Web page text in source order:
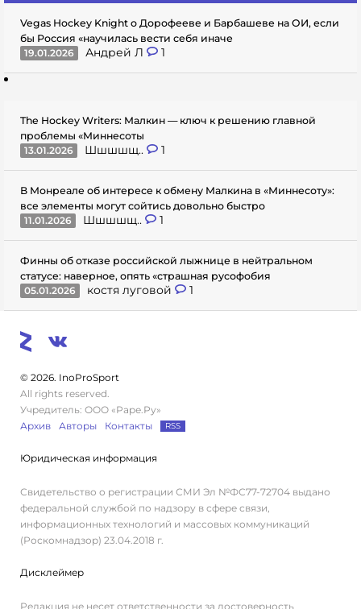
Vegas Hockey Knight о Дорофееве и Барбашеве на ОИ, если
бы Россия «научилась вести себя иначе
19.01.2026
Андрей Л 1
The Hockey Writers: Малкин — ключ к решению главной
проблемы «Миннесоты
13.01.2026
Шшшшщ.. 1
В Монреале об интересе к обмену Малкина в «Миннесоту»:
все элементы могут сойтись довольно быстро
11.01.2026
Шшшшщ.. 1
Финны об отказе российской лыжнице в нейтральном
статусе: наверное, опять «страшная русофобия
05.01.2026
костя луговой 1
© 2026. InoProSport
All rights reserved.
Учредитель: ООО «Раре.Ру»
Архив
Авторы Контакты RSS
Юридическая информация
Свидетельство о регистрации СМИ Эл №ФС77-72704 выдано
федеральной службой по надзору в сфере связи,
информационных технологий и массовых коммуникаций
(Роскомнадзор) 23.04.2018 г.
Дисклеймер
Редакция не несет ответственности за достоверность